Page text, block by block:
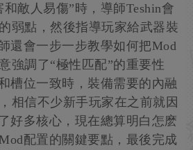
敵人易傷”時，導師Teshin會
弱點，然後指導玩家給武器裝
還會一步一步教學如何把Mod
強調了“極性匹配”的重要性
位一致時，裝備需要的內融
相信不少新手玩家在之前就因
好多核心，現在總算明白怎麽
配置的關鍵要點，最後完成